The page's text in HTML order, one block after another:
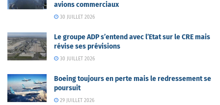
avions commerciaux
30 JUILLET 2026
Le groupe ADP s’entend avec l’Etat sur le CRE mais
révise ses prévisions
30 JUILLET 2026
Boeing toujours en perte mais le redressement se
poursuit
29 JUILLET 2026